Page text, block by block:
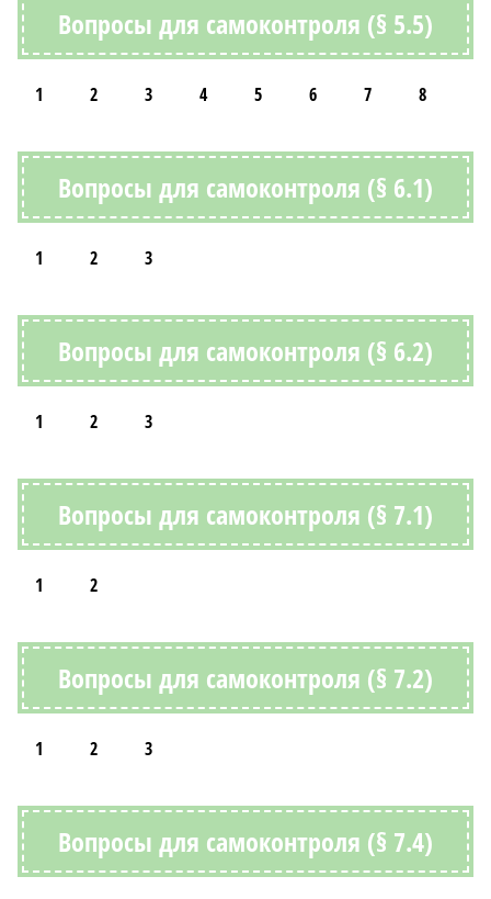
Вопросы для самоконтроля (§ 5.5)
1 2 3 4 5 6 7 8
Вопросы для самоконтроля (§ 6.1)
1 2 3
Вопросы для самоконтроля (§ 6.2)
1 2 3
Вопросы для самоконтроля (§ 7.1)
1 2
Вопросы для самоконтроля (§ 7.2)
1 2 3
Вопросы для самоконтроля (§ 7.4)